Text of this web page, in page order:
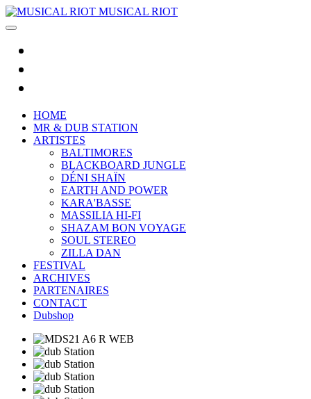
MUSICAL RIOT
HOME
MR & DUB STATION
ARTISTES
BALTIMORES
BLACKBOARD JUNGLE
DÉNI SHAÏN
EARTH AND POWER
KARA'BASSE
MASSILIA HI-FI
SHAZAM BON VOYAGE
SOUL STEREO
ZILLA DAN
FESTIVAL
ARCHIVES
PARTENAIRES
CONTACT
Dubshop